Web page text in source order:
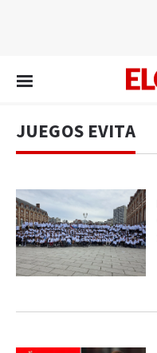
JUEGOS EVITA